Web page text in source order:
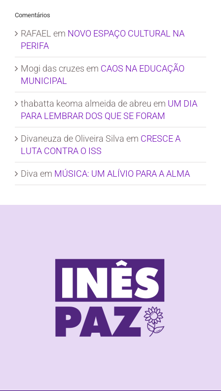
Comentários
RAFAEL em NOVO ESPAÇO CULTURAL NA
PERIFA
Mogi das cruzes em CAOS NA EDUCAÇÃO
MUNICIPAL
thabatta keoma almeida de abreu em UM DIA
PARA LEMBRAR DOS QUE SE FORAM
Divaneuza de Oliveira Silva em CRESCE A
LUTA CONTRA O ISS
Diva em MÚSICA: UM ALÍVIO PARA A ALMA